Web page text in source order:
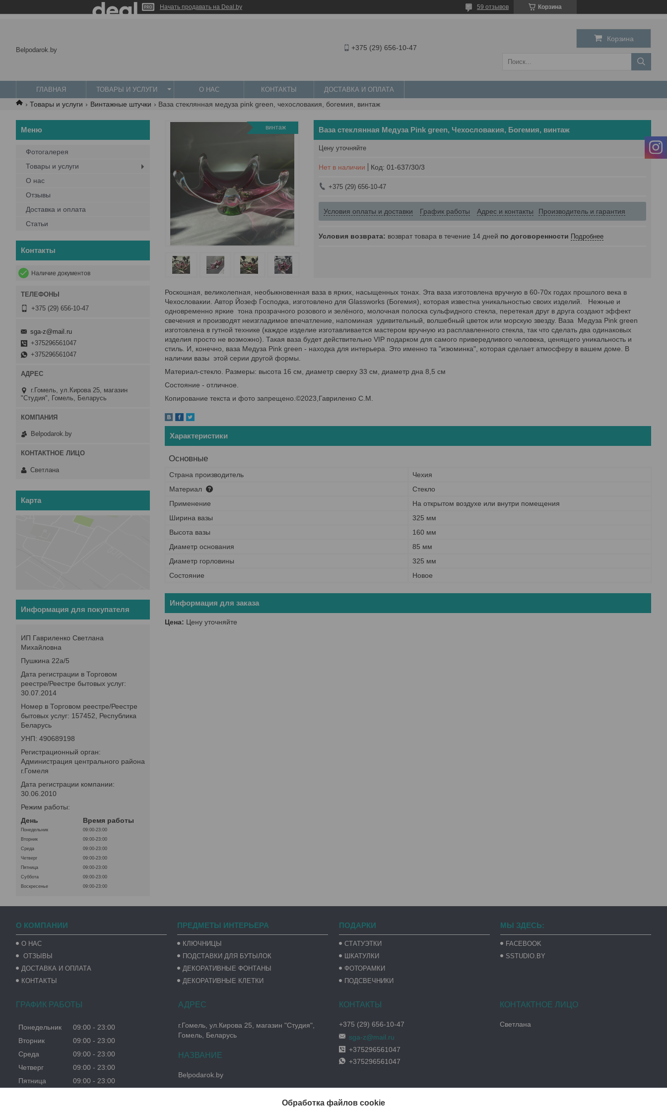
Начать продавать на Deal.by Корзина
59 отзывов
Belpodarok.by +375 (29) 656-10-47
Корзина
ГЛАВНАЯ ТОВАРЫ И УСЛУГИ О НАС КОНТАКТЫ ДОСТАВКА И ОПЛАТА
Товары и услуги Винтажные штучки Ваза стеклянная медуза pink green, чехословакия, богемия, винтаж
винтаж Ваза стеклянная Медуза Pink green, Чехословакия, Богемия, винтаж
Цену уточняйте
Нет в наличии Код: 01-637/30/3
+375 (29) 656-10-47
Условия оплаты и доставки График работы Адрес и контакты Производитель и гарантия
возврат товара в течение 14 дней по договоренности Подробнее
Роскошная, великолепная, необыкновенная ваза в ярких, насыщенных тонах. Эта ваза изготовлена вручную в 60-70х годах прошлого века в
Чехословакии. Автор Йозеф Господка, изготовлено для Glassworks (Богемия), которая известна уникальностью своих изделий. Нежные и
одновременно яркие тона прозрачного розового и зелёного, молочная полоска сульфидного стекла, перетекая друг в друга создают эффект
свечения и производят неизгладимое впечатление, напоминая удивительный, волшебный цветок или морскую звезду. Ваза Медуза Pink green
изготовлена в гутной технике (каждое изделие изготавливается мастером вручную из расплавленного стекла, так что сделать два одинаковых
изделия просто не возможно). Такая ваза будет действительно VIP подарком для самого привередливого человека, ценящего уникальность и
стиль. И, конечно, ваза Медуза Pink green - находка для интерьера. Это именно та "изюминка", которая сделает атмосферу в вашем доме. В
наличии вазы этой серии другой формы.
Материал-стекло. Размеры: высота 16 см, диаметр сверху 33 см, диаметр дна 8,5 см
Состояние - отличное.
Копирование текста и фото запрещено.©2023,Гавриленко С.М.
Характеристики
Основные
Страна производитель
Чехия
Материал
Стекло
Применение
На открытом воздухе или внутри помещения
Ширина вазы
325 мм
Высота вазы
160 мм
Диаметр основания
85 мм
Диаметр горловины
325 мм
Состояние
Новое
Информация для заказа
Цена: Цену уточняйте
Фотогалерея
Товары и услуги
О нас
Отзывы
Доставка и оплата
Статьи
Контакты
Наличие документов
+375 (29) 656-10-47
sga-z@mail.ru
+375296561047
+375296561047
г.Гомель, ул.Кирова 25, магазин
"Студия", Гомель, Беларусь
Belpodarok.by
Светлана
Карта
Информация для покупателя
ИП Гавриленко Светлана
Михайловна
Пушкина 22а/5
Дата регистрации в Торговом
реестре/Реестре бытовых услуг:
30.07.2014
Номер в Торговом реестре/Реестре
бытовых услуг: 157452, Республика
Беларусь
УНП: 490689198
Регистрационный орган:
Администрация центрального района
г.Гомеля
Дата регистрации компании:
30.06.2010
Режим работы:
День
Время работы
Понедельник
09:00-23:00
Вторник
09:00-23:00
Среда
09:00-23:00
Четверг
09:00-23:00
Пятница
09:00-23:00
Суббота
09:00-23:00
Воскресенье
09:00-23:00
О КОМПАНИИ
О НАС
ОТЗЫВЫ
ДОСТАВКА И ОПЛАТА
КОНТАКТЫ
ПРЕДМЕТЫ ИНТЕРЬЕРА
КЛЮЧНИЦЫ
ПОДСТАВКИ ДЛЯ БУТЫЛОК
ДЕКОРАТИВНЫЕ ФОНТАНЫ
ДЕКОРАТИВНЫЕ КЛЕТКИ
ПОДАРКИ
СТАТУЭТКИ
ШКАТУЛКИ
ФОТОРАМКИ
ПОДСВЕЧНИКИ
МЫ ЗДЕСЬ:
FACEBOOK
SSTUDIO.BY
ГРАФИК РАБОТЫ
Понедельник 09:00
23:00
Вторник
09:00
23:00
Среда
09:00
23:00
Четверг
09:00
23:00
Пятница
09:00
23:00
г.Гомель, ул.Кирова 25, магазин "Студия",
Гомель, Беларусь
Belpodarok.by
+375 (29) 656-10-47
sga-z@mail.ru
+375296561047
+375296561047
Светлана
Обработка файлов cookie